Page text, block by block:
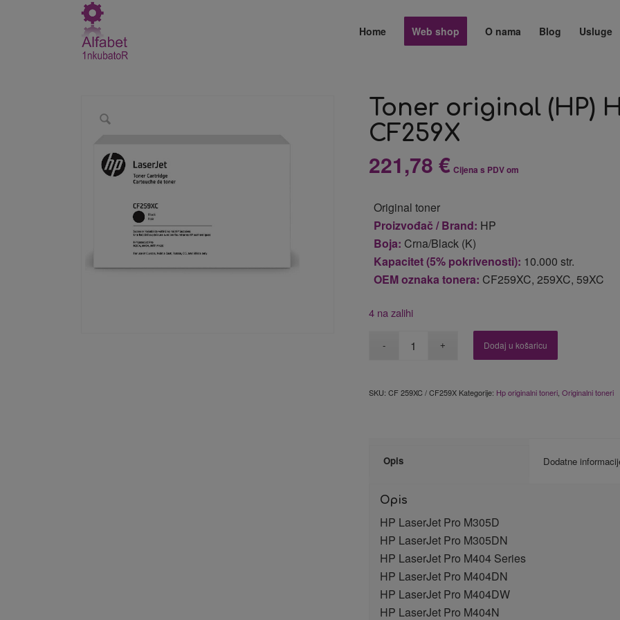
Home Web shop O nama Blog Usluge
Toner original (HP)
CF259X
221,78€ Cijena s PDV om
Original toner
Proizvođač / Brand: HP
Boja: Crna/Black (K)
Kapacitet (5% pokrivenosti): 10.000 str.
OEM oznaka tonera: CF259XC, 259XC, 59XC
4 na zalihi
Dodaj u košaricu
SKU:CF 259XC / CF259X Kategorije: Hp originalni toneri ,Originalni toneri
Opis Dodatne
Opis
HP LaserJet Pro M305D
HP LaserJet Pro M305DN
HP LaserJet Pro M404 Series
HP LaserJet Pro M404DN
HP LaserJet Pro M404DW
HP LaserJet Pro M404N